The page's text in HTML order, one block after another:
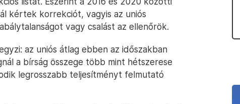
kértek korrekciót, vagyis az uniós
vagy csalást az ellenőrök.
az uniós átlag ebben az időszakban
a bírság összege több mint hétszerese
legrosszabb teljesítményt felmutató